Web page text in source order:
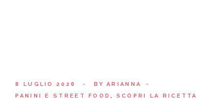
8 LUGLIO 2026 BY
ARIANNA
PANINI E STREET FOOD
SCOPRI LA RICETTA